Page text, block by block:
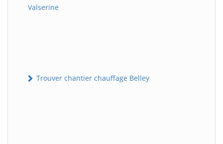
Valserine
Trouver chantier chauffage Belley